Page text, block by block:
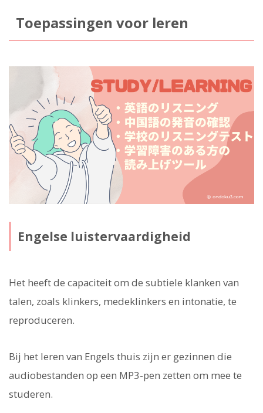
Toepassingen voor leren
Engelse luistervaardigheid
Het heeft de capaciteit om de subtiele klanken van
talen, zoals klinkers, medeklinkers en intonatie, te
reproduceren.
Bij het leren van Engels thuis zijn er gezinnen die
audiobestanden op een MP3-pen zetten om mee te
studeren.